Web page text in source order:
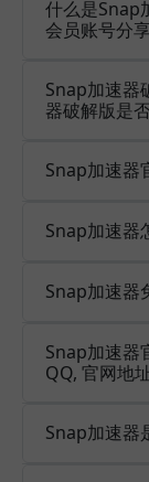
什么是Snap
会员账号分
Snap加速器
器破解版是
Snap加速器
Snap加速器
Snap加速器
Snap加速器
QQ, 官网地
Snap加速器